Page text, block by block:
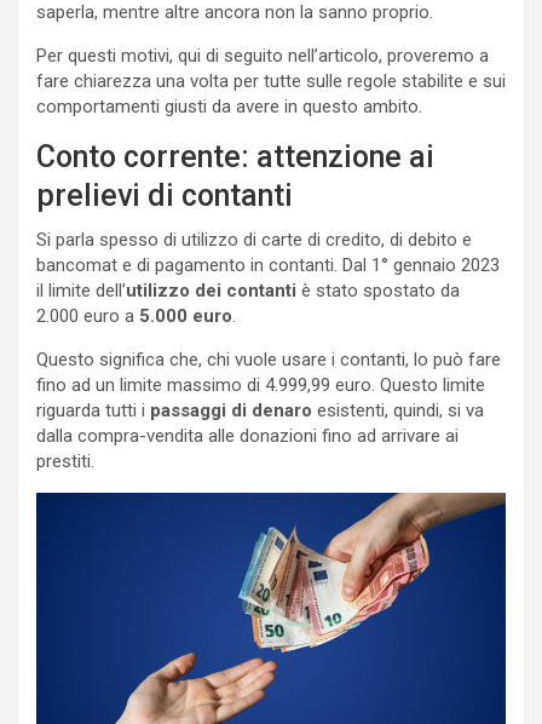
saperla, mentre altre ancora non la sanno proprio.
Per questi motivi, qui di seguito nell’articolo, proveremo a
fare chiarezza una volta per tutte sulle regole stabilite e sui
comportamenti giusti da avere in questo ambito.
Conto corrente: attenzione ai
prelievi di contanti
Si parla spesso di utilizzo di carte di credito, di debito e
bancomat e di pagamento in contanti. Dal 1° gennaio 2023
il limite dell’utilizzo dei contanti è stato spostato da
2.000 euro a 5.000 euro.
Questo significa che, chi vuole usare i contanti, lo può fare
fino ad un limite massimo di 4.999,99 euro. Questo limite
riguarda tutti i passaggi di denaro esistenti, quindi, si va
dalla compra-vendita alle donazioni fino ad arrivare ai
prestiti.